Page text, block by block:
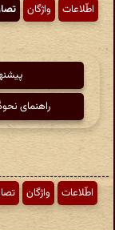
اطّلاعات واژگان
راهنمای
اطّلاعات واژگان